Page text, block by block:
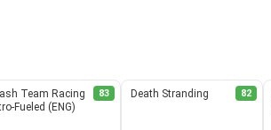
83
Team Racing
Fueled (ENG)
82
Death Stranding